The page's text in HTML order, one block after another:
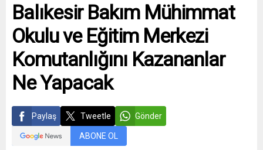
Balıkesir Bakım Mühimmat
Okulu ve Eğitim Merkezi
Komutanlığını Kazananlar
Ne Yapacak
Paylaş Tweetle Gönder
ABONE OL